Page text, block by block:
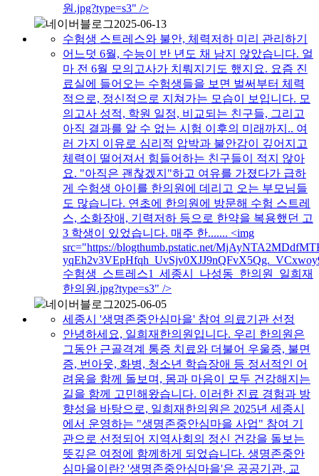
원.jpg?type=s3" />
네이버블로그2025-06-13
수험생 스트레스와 불안, 체력저하 미리 관리하기
어느덧 6월, 수능이 반 년도 채 남지 않았습니다. 얼
마 전 6월 모의고사가 치뤄지기도 했지요. 요즘 진
료실에 들어오는 수험생들을 보면 벌써부터 체력
적으로, 정신적으로 지쳐가는 모습이 보입니다. 모
의고사 성적, 학원 일정, 비교되는 친구들, 그리고
아직 결과를 알 수 없는 시험 이후의 미래까지.. 여
러 가지 이유로 심리적 압박과 불안감이 깊어지고
체력이 떨어져서 힘들어하는 친구들이 적지 않아
요. "아직은 괜찮겠지"하고 여유를 가졌다가 급하
게 수험생 아이를 한의원에 데리고 오는 부모님들
도 많습니다. 연초에 한의원에 방문해 수험 스트레
스, 소화장애, 기력저하 등으로 한약을 복용했던 고
3 학생이 있었습니다. 매주 한....... <img
src="https://blogthumb.pstatic.net/
수험생_스트레스1_세종시_나성동_한의원_일희재
한의원.jpg?type=s3" />
네이버블로그2025-06-05
세종시 '생명존중안심마을' 참여 의료기관 선정
안녕하세요, 일희재한의원입니다. 우리 한의원은
그동안 근골격계 통증 치료와 더불어 우울증, 불면
증, 번아웃, 화병, 청소년 학습장애 등 정서적인 어
려움을 함께 돌보며, 몸과 마음이 모두 건강해지는
길을 함께 고민해왔습니다. 이러한 진료 경험과 방
향성을 바탕으로, 일희재한의원은 2025년 세종시
에서 운영하는 "생명존중안심마을 사업" 참여 기
관으로 선정되어 지역사회의 정신 건강을 돌보는
뜻깊은 여정에 함께하게 되었습니다. 생명존중안
심마을이란? '생명존중안심마을'은 공공기관, 교